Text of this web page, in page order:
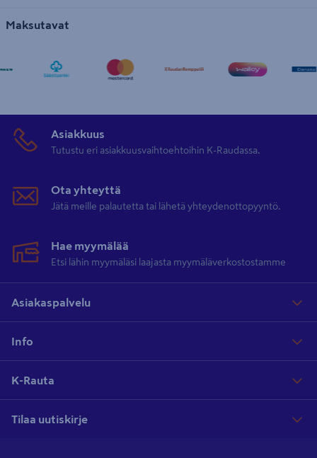
Maksutavat
Asiakkuus
Tutustu eri asiakkuusvaihtoehtoihin K-Raudassa.
Ota yhteyttä
Jätä meille palautetta tai lähetä yhteydenottopyyntö.
Hae myymälää
Etsi lähin myymäläsi laajasta myymäläverkostostamme
Asiakaspalvelu
Info
K-Rauta
Tilaa uutiskirje